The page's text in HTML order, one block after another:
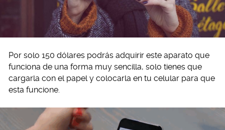
Por solo 150 dólares podrás adquirir este aparato que
funciona de una forma muy sencilla, solo tienes que
cargarla con el papel y colocarla en tu celular para que
esta funcione.